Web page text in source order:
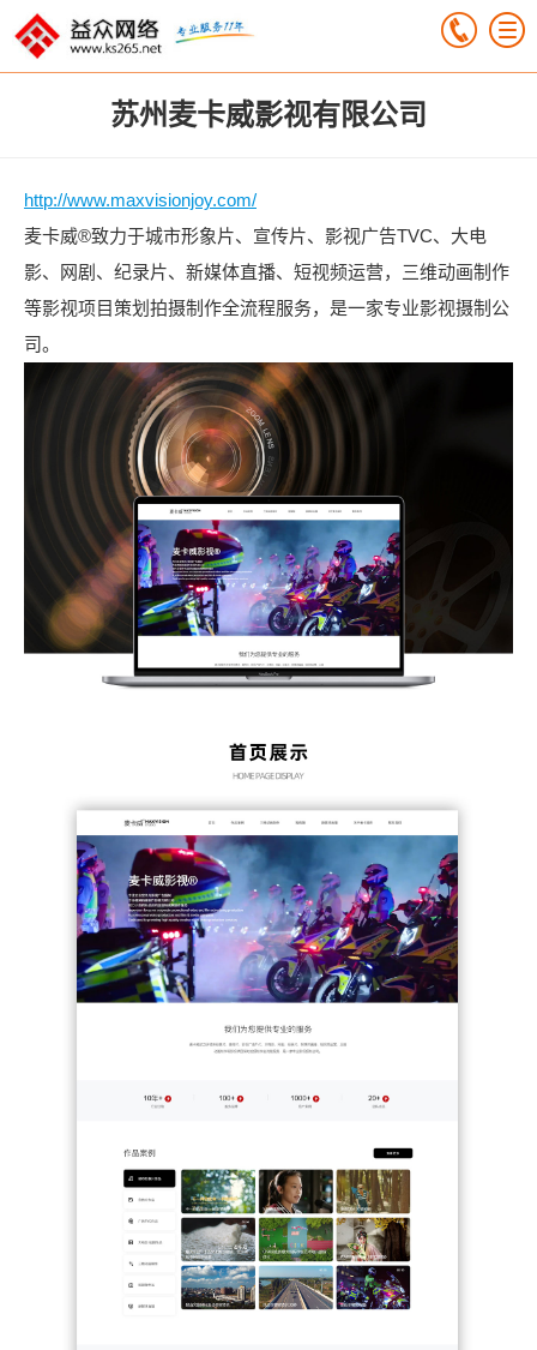
苏州麦卡威影视有限公司
http://www.maxvisionjoy.com/
麦卡威®致力于城市形象片、宣传片、影视广告TVC、大电
影、网剧、纪录片、新媒体直播、短视频运营，三维动画制作
等影视项目策划拍摄制作全流程服务，是一家专业影视摄制公
司。